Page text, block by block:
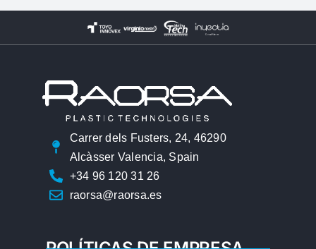
Carrer dels Fusters, 24, 46290
Alcàsser Valencia, Spain
+34 96 120 31 26
raorsa@raorsa.es